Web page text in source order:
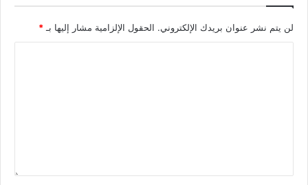
لن يتم نشر عنوان بريدك الإلكتروني. الحقول الإلزامية مشار إليها بـ*